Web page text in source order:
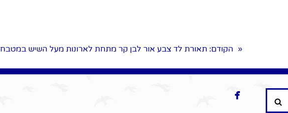
« הקודם: תאורת לד צבע אור לבן קר מתחת לארונות מעל השיש במטבח
